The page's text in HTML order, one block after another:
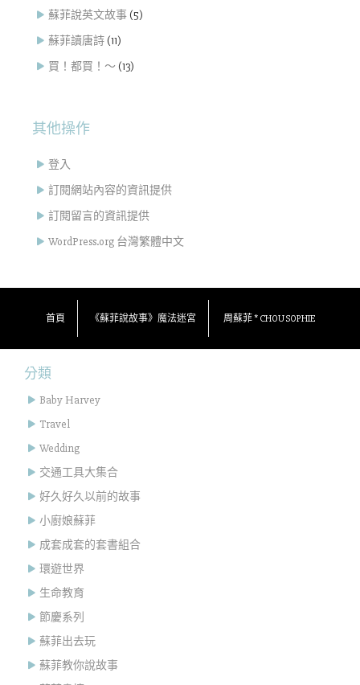
蘇菲說英文故事 (5)
蘇菲讀唐詩 (11)
買！都買！～ (13)
其他操作
登入
訂閱網站內容的資訊提供
訂閱留言的資訊提供
WordPress.org 台灣繁體中文
首頁 《蘇菲說故事》魔法迷宮 周蘇菲 * CHOU SOPHIE
分類
Baby Harvey
Travel
Wedding
交通工具大集合
好久好久以前的故事
小廚娘蘇菲
成套成套的套書組合
環遊世界
生命教育
節慶系列
蘇菲出去玩
蘇菲教你說故事